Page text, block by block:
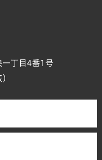
丁目4番1号